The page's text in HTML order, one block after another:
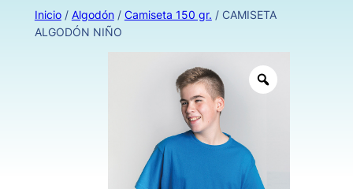
Inicio/ Algodón/ Camiseta 150 gr. / CAMISETA
ALGODÓN NIÑO